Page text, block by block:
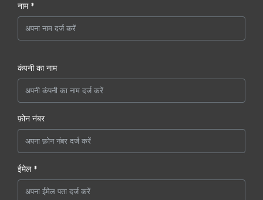
नाम *
कंपनी का नाम
फ़ोन नंबर
ईमेल *